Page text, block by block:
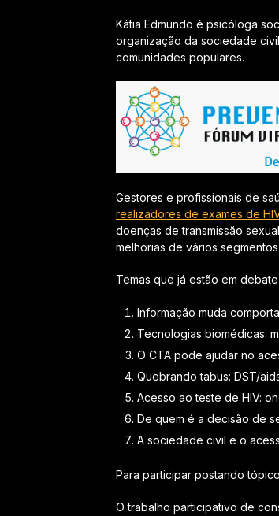
Kátia Edmundo é psicóloga
organização da sociedade
comunidades populares.
Gestores e profissionais de
realizadores de exames de
doenças de transmissão
melhorias de vários
Temas que já estão em
Informação muda
Tecnologias biomédicas:
O CTA pode ajudar no
Quebrando tabus: DST/
Acesso ao teste de HIV:
De quem é a decisão de
A sociedade civil e o
Para participar postando
O trabalho participativo de